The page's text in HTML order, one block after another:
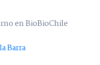
en BioBioChile
Barra